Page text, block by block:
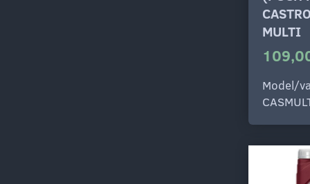
MULTI
Model/